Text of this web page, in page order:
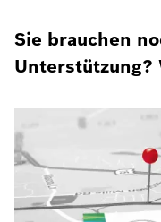
Sie brauchen
Unterstützung?